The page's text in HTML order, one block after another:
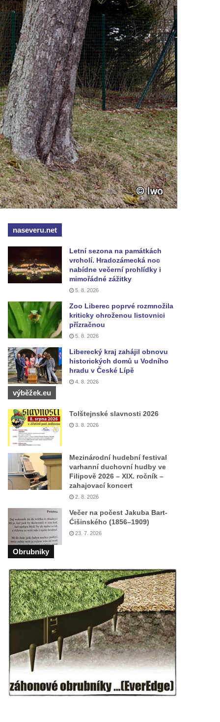
naseveru.net
Letní sezona na památkách
vrcholí. Hradozámecká noc
nabídne večerní prohlídky i
mimořádné zážitky
5. 8. 2026
Zoo Liberec poprvé rozmnožila
kriticky ohroženou listovnici
přízračnou
5. 8. 2026
Liberecký kraj zahájil obnovu
historických domů u Vodního
hradu v České Lípě
4. 8. 2026
výběžek.eu
Tolštejnské slavnosti 2026
3. 8. 2026
Mezinárodní hudební festival
varhanní duchovní hudby ve
Filipově 2026 – XIX. ročník –
zahajovací koncert
2. 8. 2026
Večer na počest Jakuba Bart-
Ćišinského (1856–1909)
23. 7. 2026
Obrubniky